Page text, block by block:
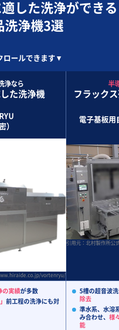
した洗浄ができる
洗浄機3選
ロールできます▼
浄なら
た洗浄機
）
vortenryu/index.html）
半
フラック
電子基板用
引用元：北村製作所
の実績が多数
前工程の洗浄にも対
5槽の超音波
除去
準水系、水溶
み合わせ、 様
能